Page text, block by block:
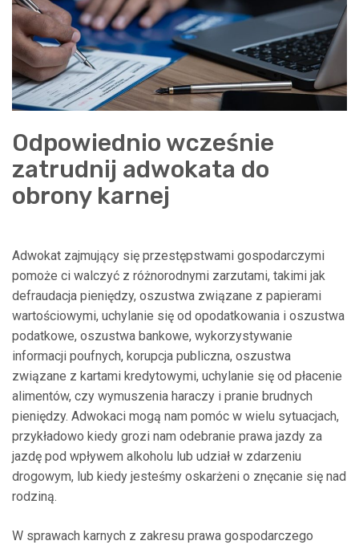
Odpowiednio wcześnie
zatrudnij adwokata do
obrony karnej
Adwokat zajmujący się przestępstwami gospodarczymi
pomoże ci walczyć z różnorodnymi zarzutami, takimi jak
defraudacja pieniędzy, oszustwa związane z papierami
wartościowymi, uchylanie się od opodatkowania i oszustwa
podatkowe, oszustwa bankowe, wykorzystywanie
informacji poufnych, korupcja publiczna, oszustwa
związane z kartami kredytowymi, uchylanie się od płacenie
alimentów, czy wymuszenia haraczy i pranie brudnych
pieniędzy. Adwokaci mogą nam pomóc w wielu sytuacjach,
przykładowo kiedy grozi nam odebranie prawa jazdy za
jazdę pod wpływem alkoholu lub udział w zdarzeniu
drogowym, lub kiedy jesteśmy oskarżeni o znęcanie się nad
rodziną.
W sprawach karnych z zakresu prawa gospodarczego